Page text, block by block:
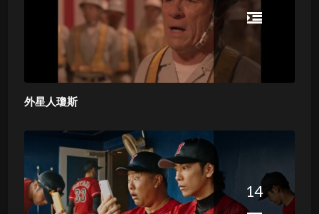
外星人瓊斯
14